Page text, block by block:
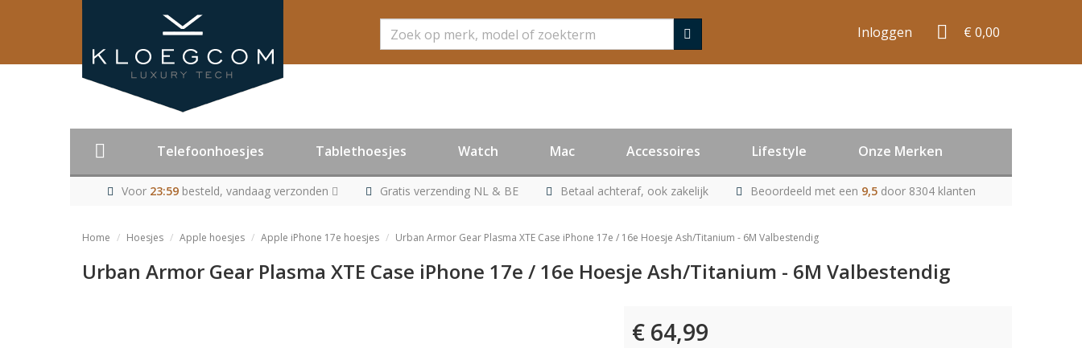
Zoeken Inloggen € 0,00
Telefoonhoesjes Tablethoesjes Watch Mac Accessoires Lifestyle Onze Merken
Voor 23:59besteld, vandaag verzonden Gratis verzending NL & BE Betaal achteraf, ook zakelijk Beoordeeld met een 9,5 door 8304 klanten
Home Hoesjes Apple hoesjes Apple iPhone 17e hoesjes Urban Armor Gear Plasma XTE Case iPhone 17e / 16e Hoesje Ash/Titanium - 6M Valbestendig
Urban Armor Gear Plasma XTE Case iPhone 17e / 16e Hoesje Ash/Titanium - 6M Valbestendig
€ 64,99